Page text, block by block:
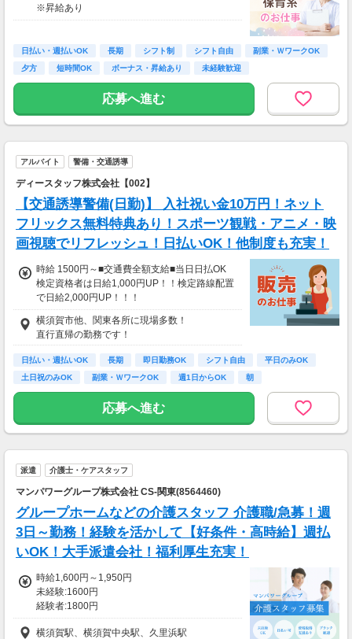
※昇給あり
◎日勤／経験者の場合
・日収(1,800*8)円（時給1,800円×8h）
※資格手当あり（時給50円～UP/資格の種類に
よって異なる）
支払方法：週払い
※週払いOK（規定あり）
→金曜日締め最短翌週火曜日にお給料GET♪
（稼働開始時は手続き完了次第となります）
交通費：別途全額支給
※車・バイク通勤に関して施設により異なる場
合あり（応相談）
日払い・週払いOK 長期 シフト制 シフト自由
副業・ＷワークOK
夕方
短時間OK ボーナス・昇給あり 未経験歓迎
応募へ進む
アルバイト 警備・交通誘導
ディースタッフ株式会社【002】
【交通誘導警備(日勤)】 入社祝い金10万円！ネット
フリックス無料特典あり！スポーツ観戦・アニメ・映
画視聴でリフレッシュ！日払いOK！他制度も充実！
時給 1500円～■交通費全額支給■当日日払OK
検定資格者は日給1,000円UP！！検定路線配置
で日給2,000円UP！！！
////////////////////////////////////////
日給12000円以上
（一律手当を含む）
※時給換算→1500円/時
/////////////////////////////////////////
横須賀市他、関東各所に現場多数！
直行直帰の勤務です！
日払い・週払いOK 長期 即日勤務OK シフト自由
平日のみOK
土日祝のみOK
副業・ＷワークOK 週1日からOK 朝
応募へ進む
派遣 介護士・ケアスタッフ
マンパワーグループ株式会社 CS-関東(8564460)
グループホームなどの介護スタッフ 介護職/急募！週
3日～勤務！経験を活かして【好条件・高時給】週払
いOK！大手派遣会社！福利厚生充実！
時給1,600円～1,950円
未経験:1600円
経験者:1800円
介護福祉士:1950円
横須賀駅、横須賀中央駅、久里浜駅